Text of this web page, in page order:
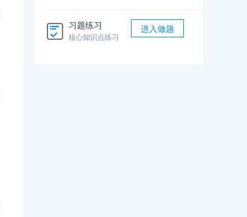
习题练习
核心知识点练习
进入做题